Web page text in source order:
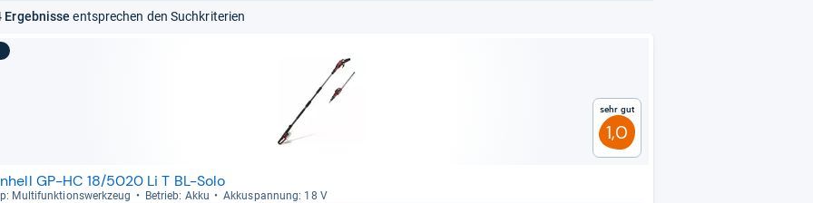
Ergebnisse entsprechen den Suchkriterien
Sehr gut
1,0
GP-HC 18/5020 Li T BL-Solo
Mul­ti­funk­ti­ons­werk­zeug Betrieb: Akku
Akku­span­nung: 18 V